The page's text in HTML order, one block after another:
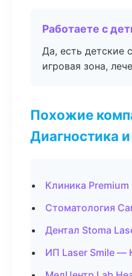
Работаете с
Да, есть детские
игровая зона,
Похожие
Диагностика и
Клиника
Стоматология
Дентал Stoma
ИП Laser Smile —